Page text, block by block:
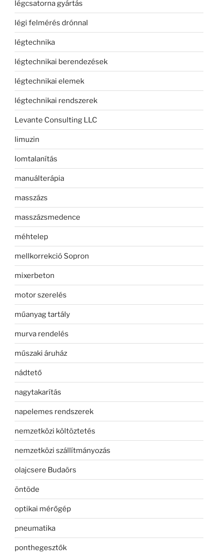
légcsatorna gyártás
légi felmérés drónnal
légtechnika
légtechnikai berendezések
légtechnikai elemek
légtechnikai rendszerek
Levante Consulting LLC
limuzin
lomtalanítás
manuálterápia
masszázs
masszázsmedence
méhtelep
mellkorrekció Sopron
mixerbeton
motor szerelés
műanyag tartály
murva rendelés
műszaki áruház
nádtető
nagytakarítás
napelemes rendszerek
nemzetközi költöztetés
nemzetközi szállítmányozás
olajcsere Budaörs
öntöde
optikai mérőgép
pneumatika
ponthegesztők